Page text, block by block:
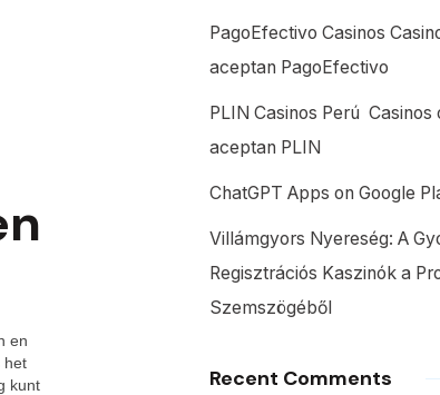
en
het
kunt
PagoEfectivo Casinos
aceptan PagoEfectivo
PLIN Casinos Perú ️ Casinos
aceptan PLIN
ChatGPT Apps on Google
Villámgyors Nyereség: A
Regisztrációs Kaszinók a
Szemszögéből
Recent Comments